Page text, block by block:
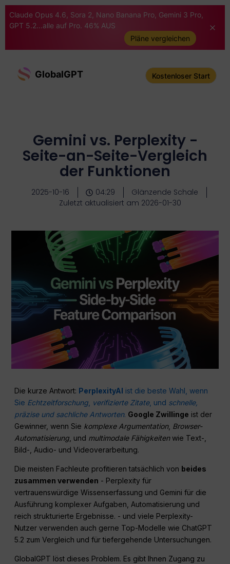
Claude Opus 4.6, Sora 2, Nano Banana Pro, Gemini 3 Pro,
GPT 5.2...alle auf Pro. 46% AUS
Pläne vergleichen
GlobalGPT Kostenloser Start
Gemini vs. Perplexity -
Seite-an-Seite-Vergleich
der Funktionen
2025-10-16 04:29
Glänzende Schale
Zuletzt aktualisiert am 2026-01-30
Die kurze Antwort: PerplexityAI ist die beste Wahl, wenn
Sie Echtzeitforschung verifizierte Zitate, und schnelle,
präzise und sachliche Antworten. Google Zwillinge ist der
Gewinner, wenn Sie komplexe Argumentation, Browser-
Automatisierung , und multimodale Fähigkeitenwie Text-,
Bild-, Audio- und Videoverarbeitung.
Die meisten Fachleute profitieren tatsächlich von beides
zusammen verwenden - Perplexity für
vertrauenswürdige Wissenserfassung und Gemini für die
Ausführung komplexer Aufgaben, Automatisierung und
reich strukturierte Ergebnisse. - und viele Perplexity-
Nutzer verwenden auch gerne Top-Modelle wie ChatGPT
5.2 zum Vergleich und für tiefergehende Untersuchungen.
GlobalGPT löst dieses Problem. Es gibt Ihnen Zugang zu